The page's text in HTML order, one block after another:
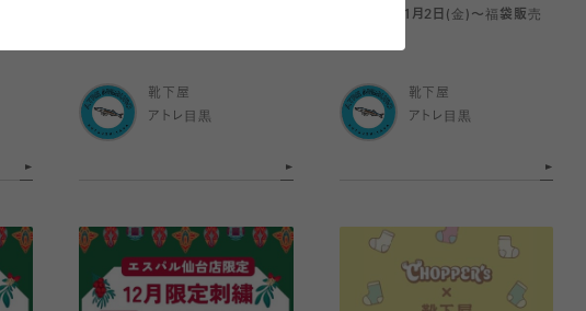
靴下屋
アトレ目黒
🎍2026年1月2日(金)〜福袋販売
靴下屋
アトレ目黒